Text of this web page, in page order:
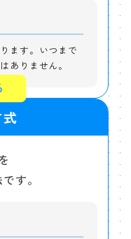
階 ご成約しました
した
ました
た
しました
ます。いつまで
ありません。
す。